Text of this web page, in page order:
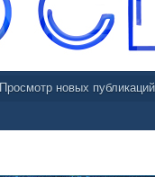
Просмотр новых публикаций